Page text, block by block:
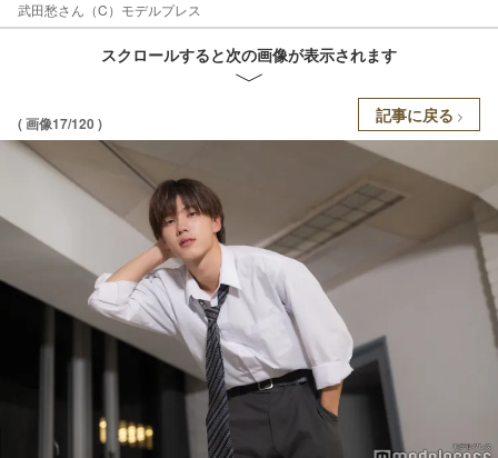
武田愁さん（C）モデルプレス
スクロールすると次の画像が表示されます
( 画像17/120 ) 記事に戻る